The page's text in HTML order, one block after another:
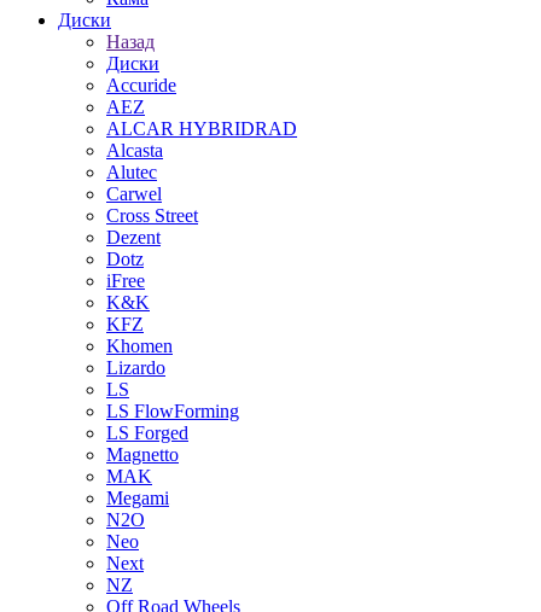
Диски
Назад
Диски
Accuride
AEZ
ALCAR HYBRIDRAD
Alcasta
Alutec
Carwel
Cross Street
Dezent
Dotz
iFree
K&K
KFZ
Khomen
Lizardo
LS
LS FlowForming
LS Forged
Magnetto
MAK
Megami
N2O
Neo
Next
NZ
Off Road Wheels